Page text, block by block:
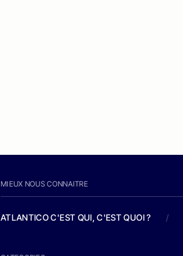
MIEUX NOUS CONNAITRE
ATLANTICO C'EST QUI, C'EST QUOI ? /